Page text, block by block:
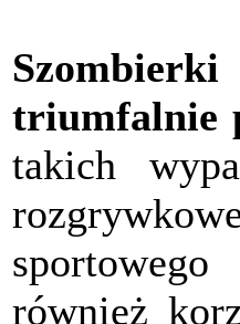
triumfalnie
takich
również